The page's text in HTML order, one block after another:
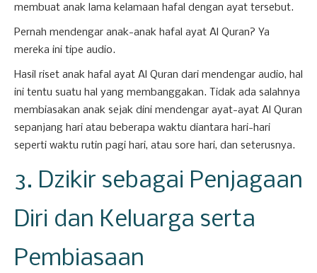
membuat anak lama kelamaan hafal dengan ayat tersebut.
Pernah mendengar anak-anak hafal ayat Al Quran? Ya
mereka ini tipe audio.
Hasil riset anak hafal ayat Al Quran dari mendengar audio, hal
ini tentu suatu hal yang membanggakan. Tidak ada salahnya
membiasakan anak sejak dini mendengar ayat-ayat Al Quran
sepanjang hari atau beberapa waktu diantara hari-hari
seperti waktu rutin pagi hari, atau sore hari, dan seterusnya.
3. Dzikir sebagai Penjagaan
Diri dan Keluarga serta
Pembiasaan